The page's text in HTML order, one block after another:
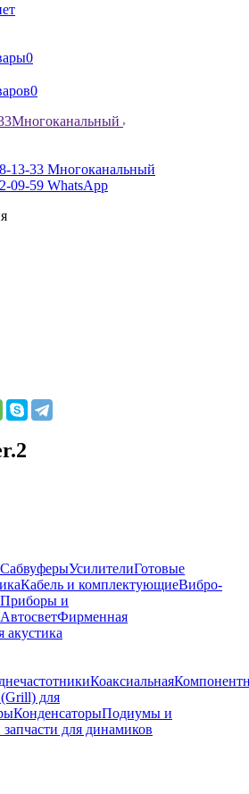
0
0
Многоканальный
13-33 Многоканальный
09-59 WhatsApp
СабвуферыУсилителиГотовые
Кабель и комплектующиеВибро-
Приборы и
АвтосветФирменная
акустика
Коаксиальная
для
КонденсаторыПодиумы и
для динамиков